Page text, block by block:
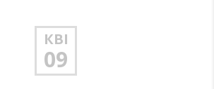
КВІ
09